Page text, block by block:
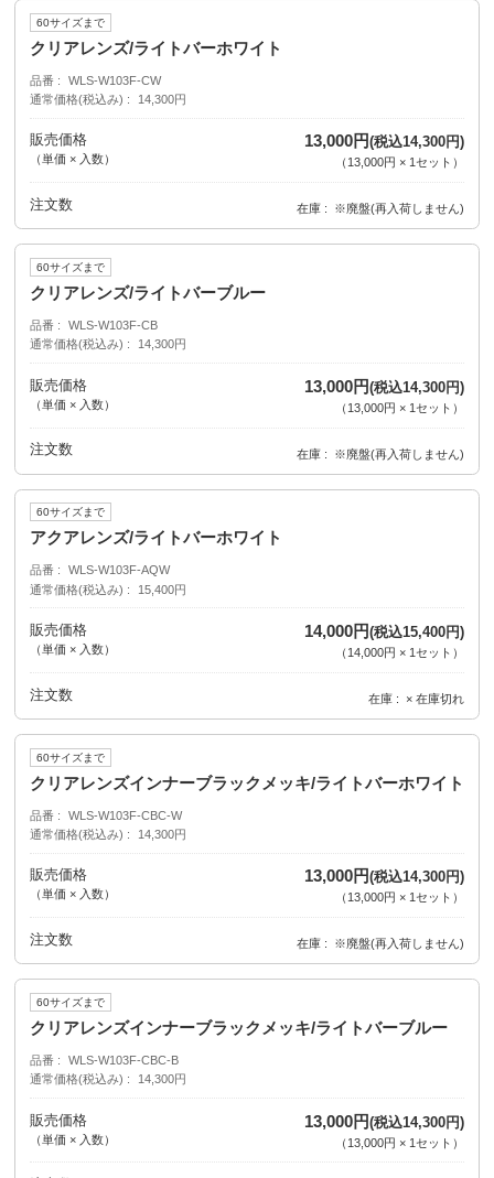
60サイズまで
クリアレンズ/ライトバーホワイト
品番
WLS-W103F-CW
通常価格(税込み)
14,300円
販売価格
（単価 × 入数）
13,000円(税込14,300円)
（13,000円 × 1セット ）
注文数 在庫 ※廃盤(再入荷しません)
60サイズまで
クリアレンズ/ライトバーブルー
品番
WLS-W103F-CB
通常価格(税込み)
14,300円
販売価格
（単価 × 入数）
13,000円(税込14,300円)
（ 13,000円 × 1セット ）
注文数 在庫 ※廃盤(再入荷しません)
60サイズまで
アクアレンズ/ライトバーホワイト
品番
WLS-W103F-AQW
通常価格(税込み)
15,400円
販売価格
（単価 × 入数）
14,000円(税込15,400円)
（ 14,000円 × 1セット ）
注文数 在庫 × 在庫切れ
60サイズまで
クリアレンズインナーブラックメッキ/ライトバーホワイト
品番
WLS-W103F-CBC-W
通常価格(税込み)
14,300円
販売価格
（単価 × 入数）
13,000円(税込14,300円)
（13,000円 × 1セット ）
注文数 在庫 ※廃盤(再入荷しません)
60サイズまで
クリアレンズインナーブラックメッキ/ライトバーブルー
品番
WLS-W103F-CBC-B
通常価格(税込み)
14,300円
販売価格
（単価 × 入数）
13,000円(税込14,300円)
（ 13,000円 × 1セット ）